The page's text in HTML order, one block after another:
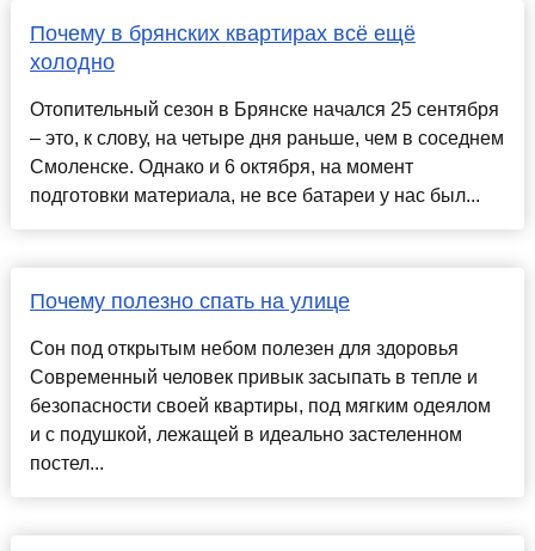
Почему в брянских квартирах всё ещё
холодно
Отопительный сезон в Брянске начался 25 сентября
– это, к слову, на четыре дня раньше, чем в соседнем
Смоленске. Однако и 6 октября, на момент
подготовки материала, не все батареи у нас был...
Почему полезно спать на улице
Сон под открытым небом полезен для здоровья
Современный человек привык засыпать в тепле и
безопасности своей квартиры, под мягким одеялом
и с подушкой, лежащей в идеально застеленном
постел...